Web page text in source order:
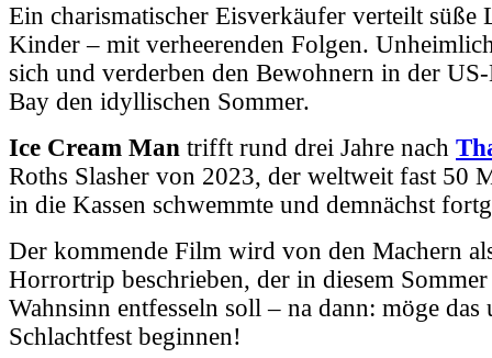
Ein charismatischer Eisverkäufer verteilt süße
Kinder – mit verheerenden Folgen.
sich und verderben den Bewohnern in der
Bay den idyllischen Sommer.
Ice Cream Man trifft rund drei Jahre nach
Roths Slasher von 2023, der weltweit fast 50
in die Kassen schwemmte und demnächst
Der kommende Film wird von den Machern
Horrortrip beschrieben, der in diesem
Wahnsinn entfesseln soll – na dann: möge das
Schlachtfest beginnen!